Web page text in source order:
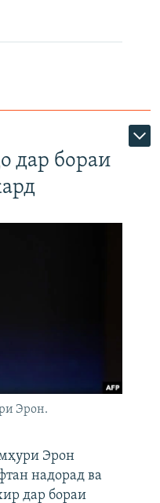
дар бораи
Эрон.
Эрон
надорад ва
дар бораи